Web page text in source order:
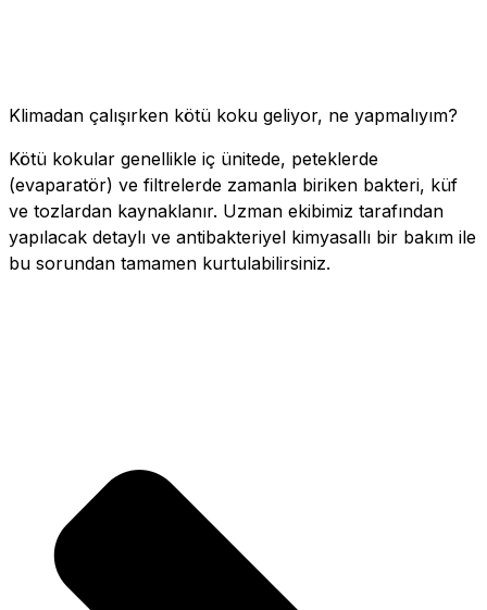
Klimadan çalışırken kötü koku geliyor, ne yapmalıyım?
Kötü kokular genellikle iç ünitede, peteklerde
(evaparatör) ve filtrelerde zamanla biriken bakteri, küf
ve tozlardan kaynaklanır. Uzman ekibimiz tarafından
yapılacak detaylı ve antibakteriyel kimyasallı bir bakım ile
bu sorundan tamamen kurtulabilirsiniz.